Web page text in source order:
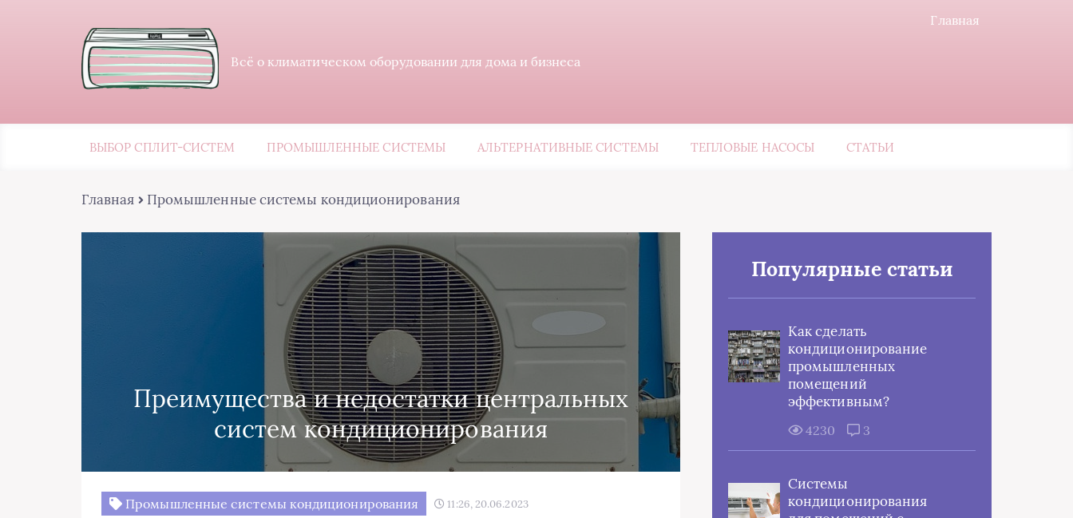
Главная
Всё о климатическом оборудовании для дома и бизнеса
ВЫБОР СПЛИТ-СИСТЕМ ПРОМЫШЛЕННЫЕ СИСТЕМЫ АЛЬТЕРНАТИВНЫЕ СИСТЕМЫ ТЕПЛОВЫЕ НАСОСЫ СТАТЬИ
Главная Промышленные системы кондиционирования
Преимущества и недостатки центральных
систем кондиционирования
Промышленные системы кондиционирования 11:26, 20.06.2023
Популярные статьи
Как сделать
кондиционирование
промышленных
помещений
эффективным?
4230 3
Системы
кондиционирования